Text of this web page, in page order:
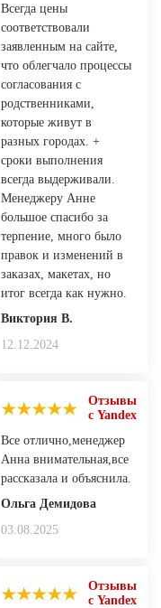
Всегда цены
соответствовали
заявленным на сайте,
что облегчало процессы
согласования с
родственниками,
которые живут в
разных городах. +
сроки выполнения
всегда выдерживали.
Менеджеру Анне
большое спасибо за
терпение, много было
правок и изменений в
заказах, макетах, но
итог всегда как нужно.
Виктория В.
12.12.2024
Отзывы
с Yandex
Все отлично,менеджер
Анна внимательная,все
рассказала и объяснила.
Ольга Демидова
03.08.2025
Отзывы
с Yandex